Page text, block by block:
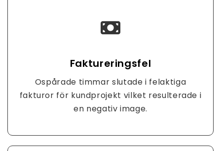
Faktureringsfel
Ospårade timmar slutade i felaktiga
fakturor för kundprojekt vilket resulterade i
en negativ image.